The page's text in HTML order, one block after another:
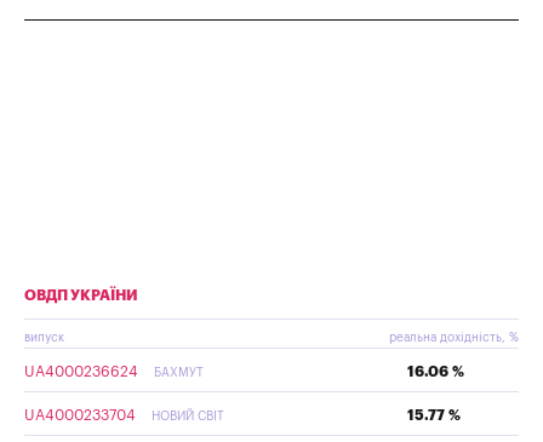
ОВДП УКРАЇНИ
випуск реальна дохідність, %
UA4000236624 БАХМУТ 16.06 %
UA4000233704 НОВИЙ СВІТ 15.77 %